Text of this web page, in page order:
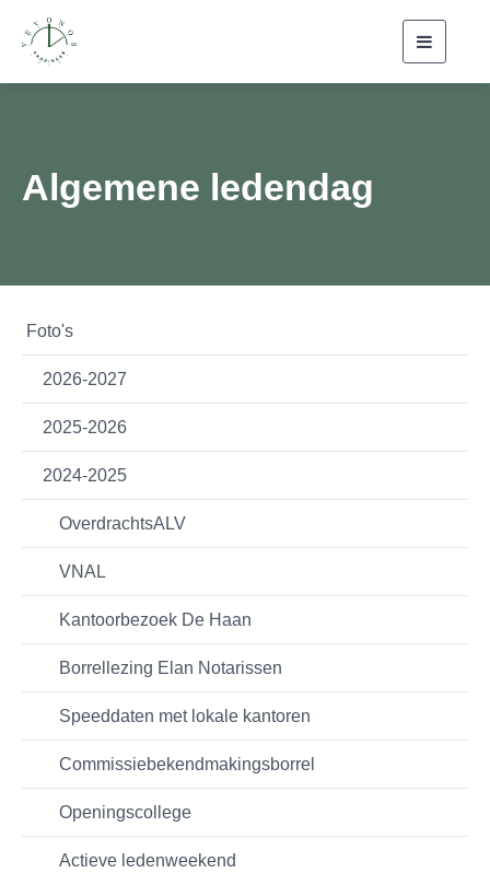
Algemene ledendag
Foto's
2026-2027
2025-2026
2024-2025
OverdrachtsALV
VNAL
Kantoorbezoek De Haan
Borrellezing Elan Notarissen
Speeddaten met lokale kantoren
Commissiebekendmakingsborrel
Openingscollege
Actieve ledenweekend